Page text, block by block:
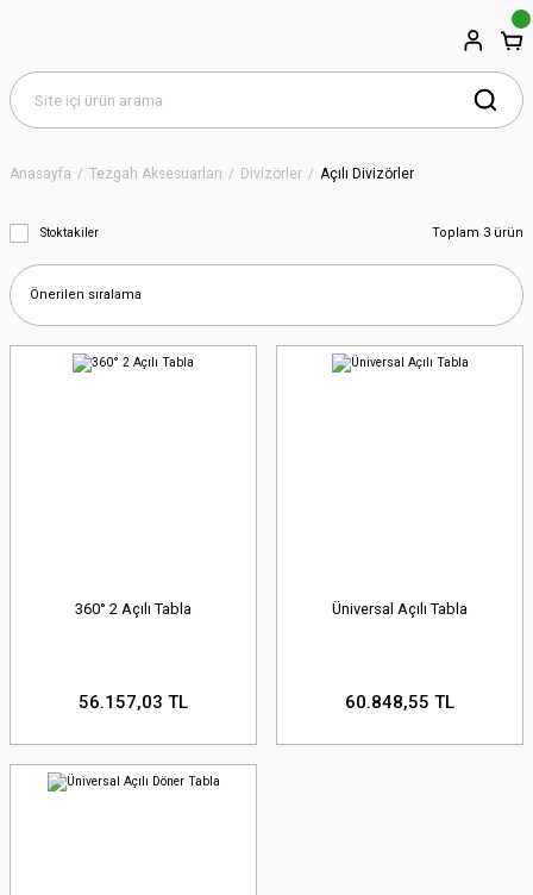
Anasayfa Tezgah Aksesuarları Divizörler Açılı Divizörler
Stoktakiler Toplam 3 ürün
360° 2 Açılı Tabla
56.157,03 TL
Üniversal Açılı Tabla
60.848,55 TL